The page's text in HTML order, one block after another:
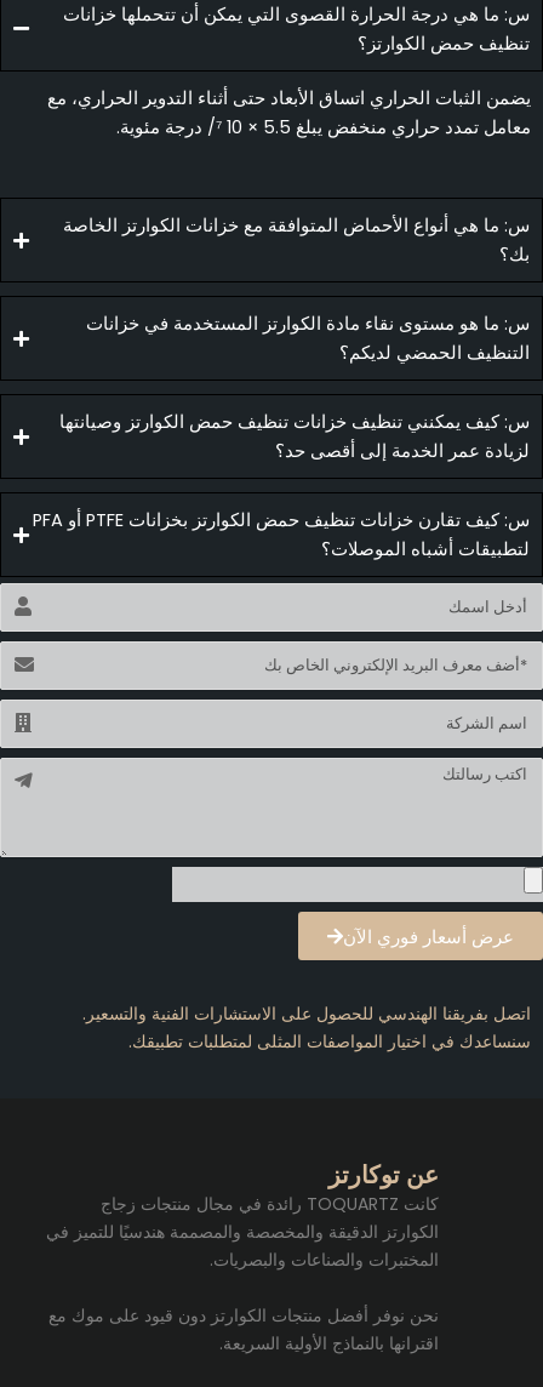
س: ما هي درجة الحرارة القصوى التي يمكن أن تتحملها خزانات
تنظيف حمض الكوارتز؟
يضمن الثبات الحراري اتساق الأبعاد حتى أثناء التدوير الحراري، مع
معامل تمدد حراري منخفض يبلغ 5.5 × 10 ⁷/ درجة مئوية.
س: ما هي أنواع الأحماض المتوافقة مع خزانات الكوارتز الخاصة
بك؟
س: ما هو مستوى نقاء مادة الكوارتز المستخدمة في خزانات
التنظيف الحمضي لديكم؟
س: كيف يمكنني تنظيف خزانات تنظيف حمض الكوارتز وصيانتها
لزيادة عمر الخدمة إلى أقصى حد؟
س: كيف تقارن خزانات تنظيف حمض الكوارتز بخزانات PTFE أو PFA
لتطبيقات أشباه الموصلات؟
عرض أسعار فوري الآن
اتصل بفريقنا الهندسي للحصول على الاستشارات الفنية والتسعير.
سنساعدك في اختيار المواصفات المثلى لمتطلبات تطبيقك.
عن توكارتز
كانت TOQUARTZ رائدة في مجال منتجات زجاج
الكوارتز الدقيقة والمخصصة والمصممة هندسيًا للتميز في
المختبرات والصناعات والبصريات.
نحن نوفر أفضل منتجات الكوارتز دون قيود على موك مع
اقترانها بالنماذج الأولية السريعة.